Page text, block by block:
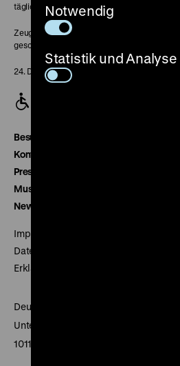
täglich 10-18 Uhr
Zeughaus:
geschlossen
24. Dezember geschlossen
Besucherservice
Kontakt
Presse
Museumsverein
Newsletter
Impressum
Datenschutz
Erklärung digitale Barrierefreiheit
Deutsches Historisches Museum
Unter den Linden 2
10117 Berlin
Notwendig
Statistik und Analyse